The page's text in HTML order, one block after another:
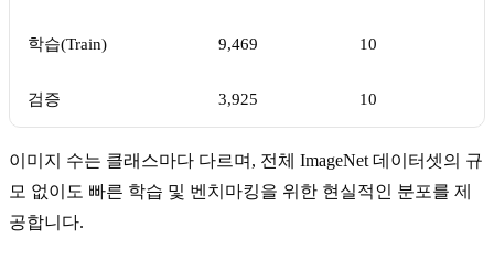
학습(Train) 9,469 10
검증 3,925 10
이미지 수는 클래스마다 다르며, 전체 ImageNet 데이터셋의 규
모 없이도 빠른 학습 및 벤치마킹을 위한 현실적인 분포를 제
공합니다.